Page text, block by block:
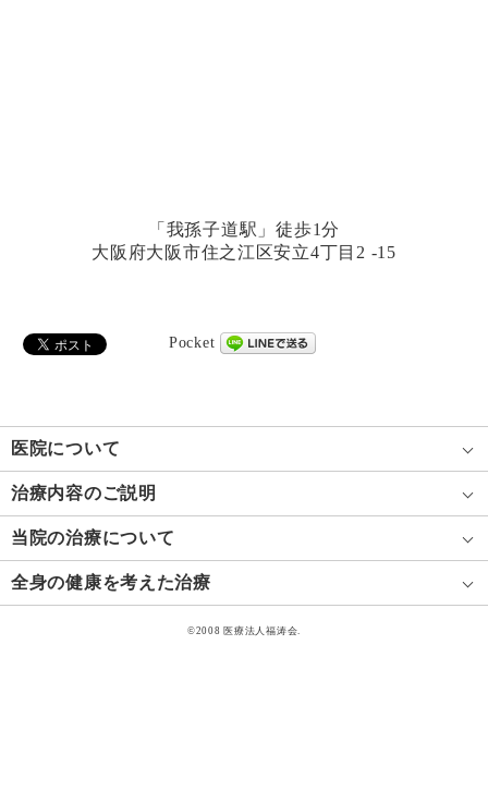
「我孫子道駅」徒歩1分
大阪府大阪市住之江区安立4丁目2 -15
Pocket
医院について
治療内容のご説明
当院の治療について
全身の健康を考えた治療
©2008 医療法人福涛会.